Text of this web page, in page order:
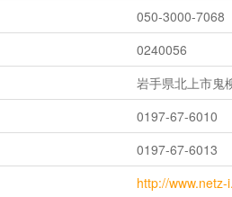
050-3000-7068
0240056
岩手県北上市鬼
0197-67-6010
0197-67-6013
http://www.netz-